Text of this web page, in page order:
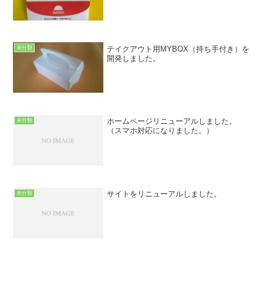
未分類
テイクアウト用MYBOX（持ち手付き）を
開発しました。
未分類
ホームページリニューアルしました。
（スマホ対応になりました。）
未分類 サイトをリニューアルしました。